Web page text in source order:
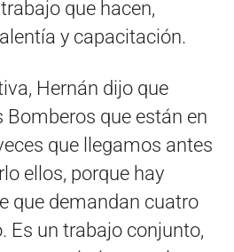
que hacen,
y capacitación.
Hernán dijo que
Bomberos que están en
que llegamos antes
ellos, porque hay
que demandan cuatro
Es un trabajo conjunto,